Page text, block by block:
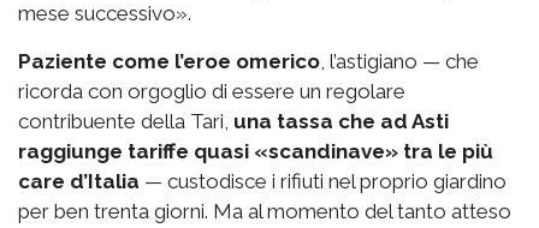
mese successivo».
Paziente come l’eroe omerico, l’astigiano — che
ricorda con orgoglio di essere un regolare
contribuente della Tari, una tassa che ad Asti
raggiunge tariffe quasi «scandinave» tra le più
care d’Italia — custodisce i rifiuti nel proprio giardino
per ben trenta giorni. Ma al momento del tanto atteso